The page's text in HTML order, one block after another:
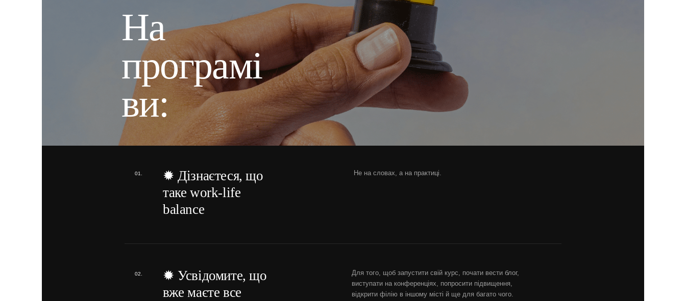
На
програмі
ви:
✹ Дізнаєтеся, що
таке work-life
balance
Не на словах, а на практиці.
✹ Усвідомите, що
вже маєте все
Для того, щоб запустити свій курс, почати вести блог,
виступати на конференціях, попросити підвищення,
відкрити філію в іншому місті й ще для багато чого.